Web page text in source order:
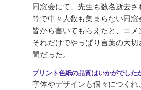
同窓会にて、先生も数名逝去
等で中々人数も集まらない同窓
皆から書いてもらえたと、コ
それだけでやっぱり言葉の大
間だった。
字体やデザインも個々につく